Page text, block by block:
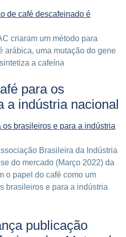
criaram um método para
arábica, uma mutação do gene
a cafeína
para os
a indústria nacional
Brasileira da Indústria
do mercado (Março 2022) da
o papel do café como um
brasileiros e para a indústria
publicação